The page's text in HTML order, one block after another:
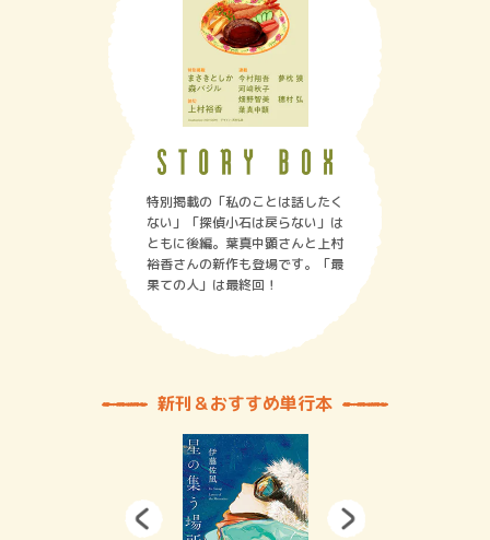
特別掲載の「私のことは話したく
ない」「探偵小石は戻らない」は
ともに後編。葉真中顕さんと上村
裕香さんの新作も登場です。「最
果ての人」は最終回！
新刊＆おすすめ単行本